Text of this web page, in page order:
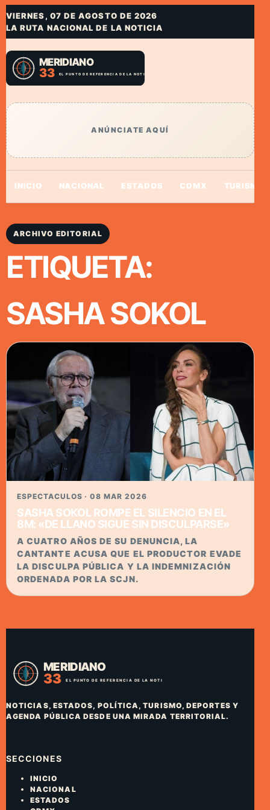
VIERNES, 07 DE AGOSTO DE 2026
LA RUTA NACIONAL DE LA NOTICIA
ANÚNCIATE AQUÍ
INICIO NACIONAL ESTADOS CDMX TURISMO
ARCHIVO EDITORIAL
ETIQUETA:
SASHA SOKOL
ESPECTACULOS · 08 MAR 2026
SASHA SOKOL ROMPE EL SILENCIO EN EL
8M: «DE LLANO SIGUE SIN DISCULPARSE»
A CUATRO AÑOS DE SU DENUNCIA, LA
CANTANTE ACUSA QUE EL PRODUCTOR EVADE
LA DISCULPA PÚBLICA Y LA INDEMNIZACIÓN
ORDENADA POR LA SCJN.
NOTICIAS, ESTADOS, POLÍTICA, TURISMO, DEPORTES Y
AGENDA PÚBLICA DESDE UNA MIRADA TERRITORIAL.
SECCIONES
INICIO
NACIONAL
ESTADOS